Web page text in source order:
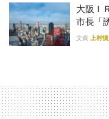
大阪Ｉ
市長「
文責 上村